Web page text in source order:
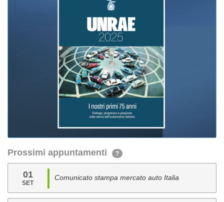
Prossimi appuntamenti ?
01
SET
Comunicato stampa mercato auto Italia